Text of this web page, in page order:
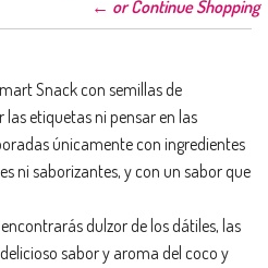
← or Continue Shopping
Snack con semillas de
etiquetas ni pensar en las
únicamente con ingredientes
ni saborizantes, y con un sabor que
dulzor de los dátiles, las
sabor y aroma del coco y